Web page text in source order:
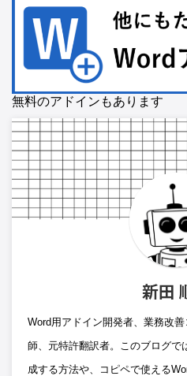
無料のアドインもあります
新田
Word用アドイン開発者、業務改
師、元特許翻訳者。このブログで
成する方法や、コピペで使える